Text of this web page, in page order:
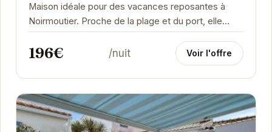
Maison idéale pour des vacances reposantes à
Noirmoutier. Proche de la plage et du port, elle
offre un cadre paisible avec son jardin clos et son...
196€ /nuit Voir l'offre